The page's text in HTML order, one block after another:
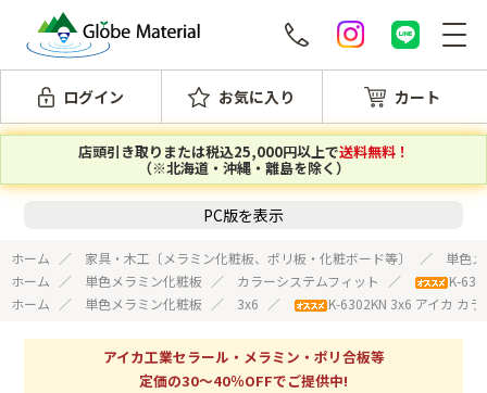
ログイン お気に入り カート
店頭引き取りまたは税込25,000円以上で送料無料！
（※北海道・沖縄・離島を除く）
PC版を表示
ホーム 家具・木工〔メラミン化粧板、ポリ板・化粧ボード等〕
単色
ホーム
単色メラミン化粧板 カラーシステムフィット
K-
ホーム
単色メラミン化粧板 3x6 K-6302KN 3x6 アイカ カ
アイカ工業セラール・メラミン・ポリ合板等
定価の30～40％OFFでご提供中!